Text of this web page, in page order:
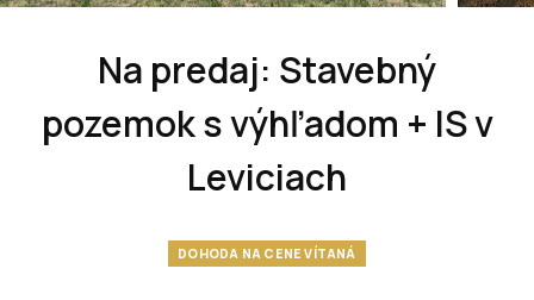
Na predaj: Stavebný
pozemok s výhľadom + IS v
Leviciach
DOHODA NA CENE VÍTANÁ